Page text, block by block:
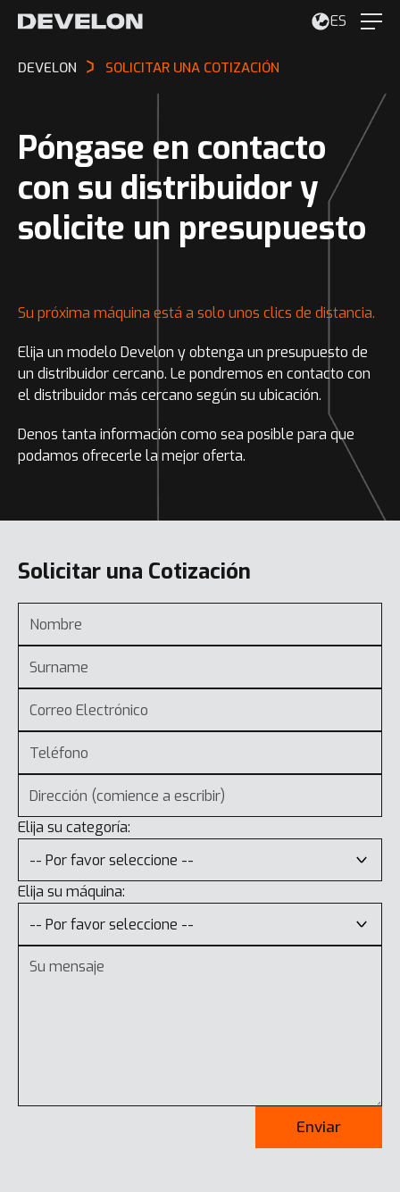
ES
DEVELON SOLICITAR UNA COTIZACIÓN
Póngase en contacto
con su distribuidor y
solicite un presupuesto
Su próxima máquina está a solo unos clics de distancia.
Elija un modelo Develon y obtenga un presupuesto de
un distribuidor cercano. Le pondremos en contacto con
el distribuidor más cercano según su ubicación.
Denos tanta información como sea posible para que
podamos ofrecerle la mejor oferta.
Solicitar una Cotización
Elija su categoría:
Elija su máquina:
Enviar